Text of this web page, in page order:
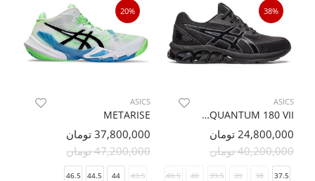
38%
ASICS
GEL-QUANTUM 180 VII
24,800,000 تومان
40,200,000 تومان
37.5
38
39
39.5
40
40.5
41.5
20%
ASICS
METARISE
37,800,000 تومان
47,200,000 تومان
43.5
44
44.5
46.5